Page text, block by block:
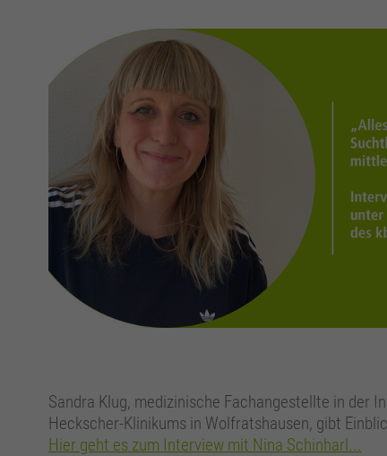
Sandra Klug, medizinische Fachangestellte in der
Heckscher-Klinikums in Wolfratshausen, gibt
Hier geht es zum Interview mit Nina Schinharl...